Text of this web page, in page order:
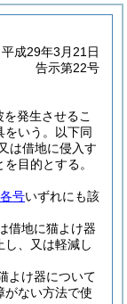
平成29年3月21日
告示第22号
を発生させるこ
をいう。以下同
は借地に侵入す
目的とする。
号いずれにも該
借地に猫よけ器
し、又は軽減し
よけ器について
がない方法で使